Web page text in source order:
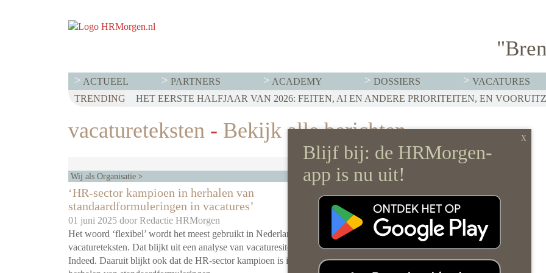
ACTUEEL PARTNERS ACADEMY DOSSIERS VACATURES
TRENDING WET LOONTRANSPARANTIE: DIT MOET HR NU AL REGELEN
HET EERSTE HALFJAAR VAN 2026: FEITEN, AI EN ANDERE PRIORITEITEN, EN
VOOR EEN SUCCESVOL RESERVISTENBELEID HOEF JE JE ORGANISATIE NIET OP Z’N
vacatureteksten - Bekijk alle berichten
Wij als Organisatie
‘HR-sector kampioen in herhalen van
standaardformuleringen in vacatures’
01 juni 2025 door Redactie HRMorgen
Het woord ‘flexibel’ wordt het meest gebruikt in Nederlandse
vacatureteksten. Dat blijkt uit een analyse van vacaturesite
Indeed. Daaruit blijkt ook dat de HR-sector kampioen is in het